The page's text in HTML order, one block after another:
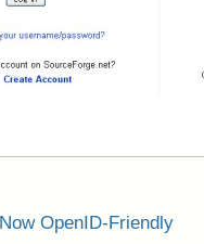
OpenID-Friendly